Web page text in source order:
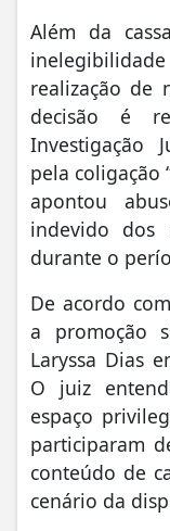
Além da
realização de
decisão é
Investigação
pela coligação
apontou
indevido dos
durante o
De acordo
a promoção
Laryssa Dias
O juiz
espaço
participaram
conteúdo de
cenário da